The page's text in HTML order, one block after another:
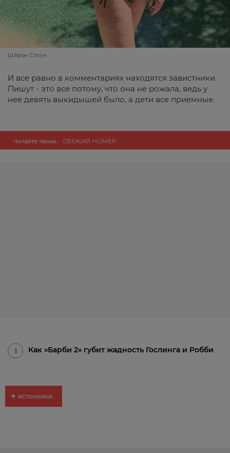
Шэрон Стоун
И все равно в комментариях находятся завистники.
Пишут - это все потому, что она не рожала, ведь у
нее девять выкидышей было, а дети все приемные.
Читайте также: СВЕЖИЙ НОМЕР
1 Как «Барби 2» губит жадность Гослинга и Робби
▼ источники